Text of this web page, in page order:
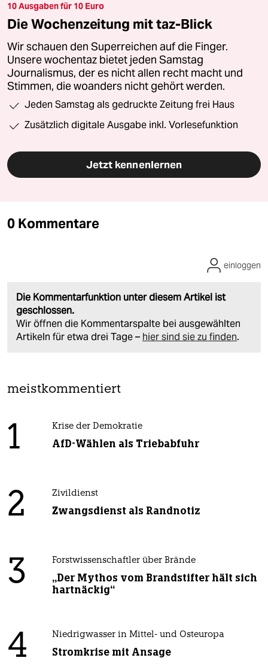
10 Ausgaben für 10 Euro
Die Wochenzeitung mit taz-Blick
Wir schauen den Superreichen auf die Finger.
Unsere wochentaz bietet jeden Samstag
Journalismus, der es nicht allen recht macht und
Stimmen, die woanders nicht gehört werden.
Jeden Samstag als gedruckte Zeitung frei Haus
Zusätzlich digitale Ausgabe inkl. Vorlesefunktion
Jetzt kennenlernen
0 Kommentare
Die Kommentarfunktion unter diesem Artikel ist
geschlossen.
Wir öffnen die Kommentarspalte bei ausgewählten
Artikeln für etwa drei Tage – hier sind sie zu finden.
einloggen
meistkommentiert
1 Krise der Demokratie
AfD-Wählen als Triebabfuhr
2 Zivildienst
Zwangsdienst als Randnotiz
3 Forstwissenschaftler über Brände
„Der Mythos vom Brandstifter hält sich
hartnäckig“
4 Niedrigwasser in Mittel- und Osteuropa
Stromkrise mit Ansage